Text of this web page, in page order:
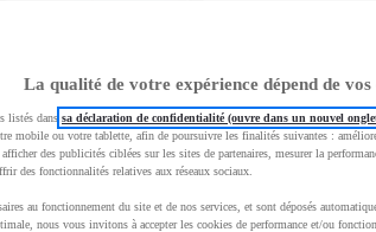
Comparer
La qualité de votre expérience dépend de vos
listés dans sa déclaration de confidentialité (ouvre dans un nouvel
mobile ou votre tablette, afin de poursuivre les finalités suivantes :
des publicités ciblées sur les sites de partenaires, mesurer la
des fonctionnalités relatives aux réseaux sociaux.
au fonctionnement du site et de nos services, et sont déposés
nous vous invitons à accepter les cookies de performance et/ou